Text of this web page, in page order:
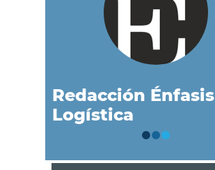
Redacción Énfasis
Logística